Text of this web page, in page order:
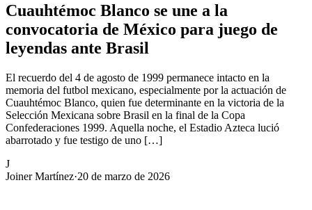
Cuauhtémoc Blanco se une a la
convocatoria de México para juego de
leyendas ante Brasil
El recuerdo del 4 de agosto de 1999 permanece intacto en la
memoria del futbol mexicano, especialmente por la actuación de
Cuauhtémoc Blanco, quien fue determinante en la victoria de la
Selección Mexicana sobre Brasil en la final de la Copa
Confederaciones 1999. Aquella noche, el Estadio Azteca lució
abarrotado y fue testigo de uno […]
J
Joiner Martínez·20 de marzo de 2026